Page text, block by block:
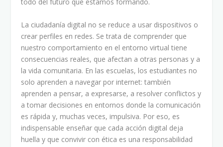
La ciudadanía digital no se reduce a usar dispositivos o
crear perfiles en redes. Se trata de comprender que
nuestro comportamiento en el entorno virtual tiene
consecuencias reales, que afectan a otras personas y a
la vida comunitaria. En las escuelas, los estudiantes no
solo aprenden a navegar por internet: también
aprenden a pensar, a expresarse, a resolver conflictos y
a tomar decisiones en entornos donde la comunicación
es rápida y, muchas veces, impulsiva. Por eso, es
indispensable enseñar que cada acción digital deja
huella y que convivir con ética es una responsabilidad